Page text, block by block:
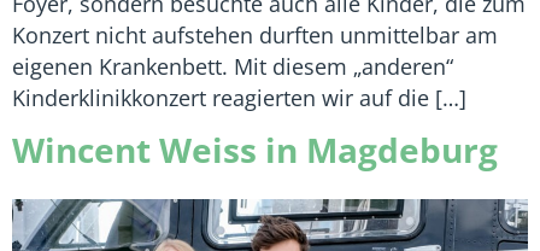
Konzert nicht aufstehen durften unmittelbar am
eigenen Krankenbett. Mit diesem „anderen“
Kinderklinikkonzert reagierten wir auf die […]
Wincent Weiss in Magdeburg